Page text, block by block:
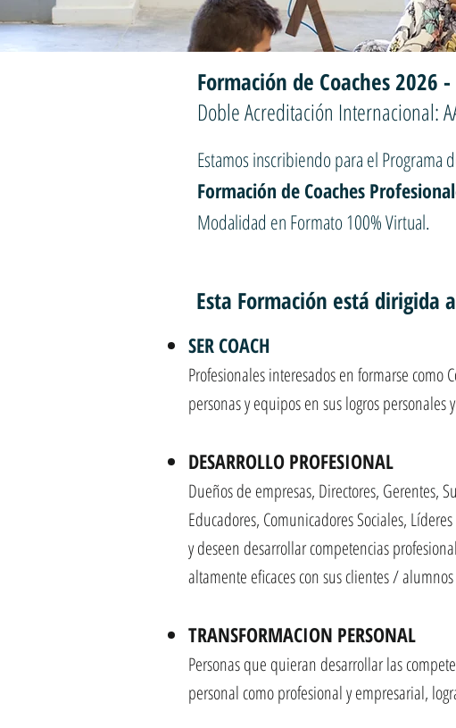
Formación de Coaches 2026
Doble Acreditación Internacional:
Estamos inscribiendo para el Programa
Formación de Coaches
Modalidad en Formato 100% Virtual.
Esta Formación está dirigida
SER COACH
Profesionales interesados en formarse como
personas y equipos en sus logros personales
DESARROLLO PROFESIONAL
Dueños de empresas, Directores, Gerentes,
Educadores, Comunicadores Sociales,
y deseen desarrollar competencias
altamente eficaces con sus clientes /
TRANSFORMACION PERSONAL
Personas que quieran desarrollar las
personal como profesional y empresarial,